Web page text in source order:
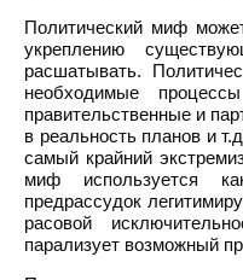
Политический миф
укреплению
расшатывать.
необходимые
правительственные и
в реальность планов и
самый крайний
миф используется
предрассудок
расовой
парализует возможный